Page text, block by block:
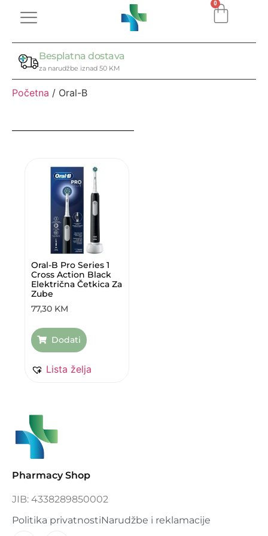
0
Besplatna dostava
za narudžbe iznad 50 KM
Početna / Oral-B
Oral-B Pro Series 1
Cross Action Black
Električna Četkica Za
Zube
77,30 KM
Dodati
Lista želja
Pharmacy Shop
JIB: 4338289850002
Politika privatnostiNarudžbe i reklamacije